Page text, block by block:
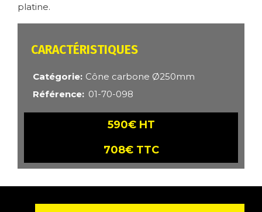
platine.
CARACTÉRISTIQUES
Catégorie Cône carbone Ø250mm
Référence
01-70-098
590€ HT
708€ TTC